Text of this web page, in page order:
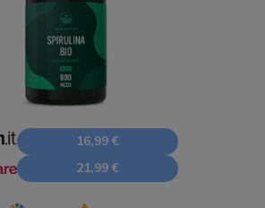
16,99 €
21,99 €